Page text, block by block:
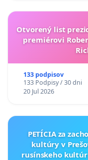
Otvorený list
premiérovi
133 podpisov
133 Podpisy / 30 dni
20 Jul 2026
PETÍCIA za
kultúry v
rusínskeho